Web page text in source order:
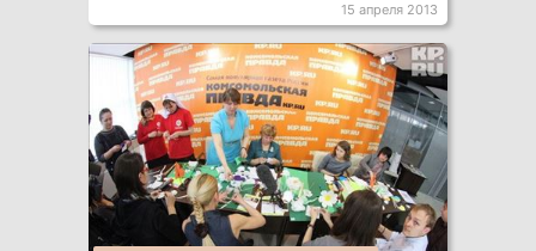
15 апреля 2013